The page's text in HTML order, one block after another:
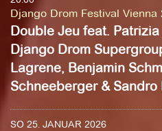
Django Drom Festival Vienna
Double Jeu feat.
Django Drom
Lagrene, Benjamin
Schneeberger & Sandro
SO 25. JANUAR 2026